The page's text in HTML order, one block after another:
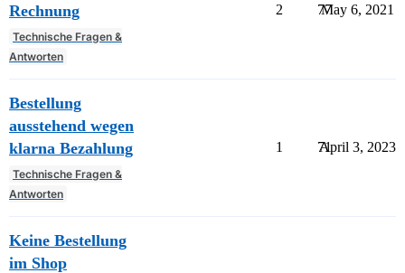
Rechnung
Technische Fragen &
Antworten
2 77
May 6, 2021
Bestellung
ausstehend wegen
klarna Bezahlung
Technische Fragen &
Antworten
1 71
April 3, 2023
Keine Bestellung
im Shop